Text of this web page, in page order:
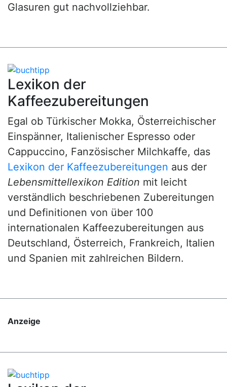
Glasuren gut nachvollziehbar.
Lexikon der
Kaffeezubereitungen
Egal ob Türkischer Mokka, Österreichischer
Einspänner, Italienischer Espresso oder
Cappuccino, Fanzösischer Milchkaffe, das
Lexikon der Kaffeezubereitungen aus der
Lebensmittellexikon Edition mit leicht
verständlich beschriebenen Zubereitungen
und Definitionen von über 100
internationalen Kaffeezubereitungen aus
Deutschland, Österreich, Frankreich, Italien
und Spanien mit zahlreichen Bildern.
Anzeige